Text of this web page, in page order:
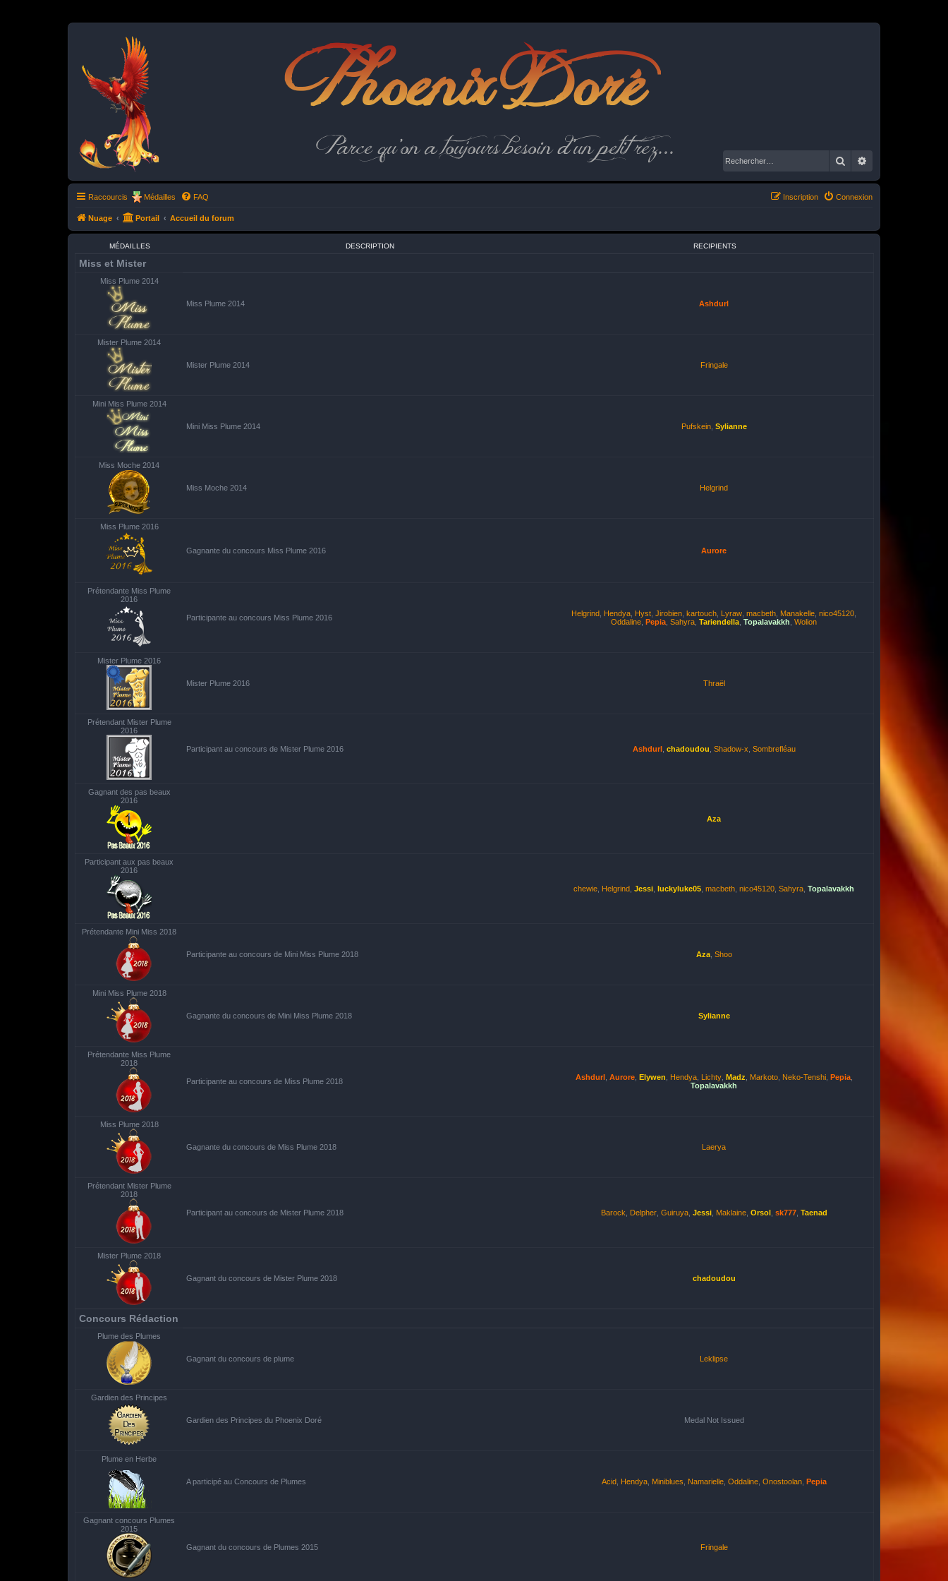
Phoenix Doré
Parce qu'on a toujours besoin d'un petit rez... Rechercher
Raccourcis Médailles FAQ Connexion
Inscription
Nuage Portail Accueil du forum
MÉDAILLES DESCRIPTION RECIPIENTS
Miss et Mister
Miss Plume 2014
Miss Plume 2014 Ashdurl
Mister Plume 2014
Mister Plume 2014 Fringale
Mini Miss Plume 2014
Mini Miss Plume 2014 Pufskein, Sylianne
Miss Moche 2014
Miss Moche 2014 Helgrind
Miss Plume 2016
Gagnante du concours Miss Plume 2016 Aurore
Prétendante Miss Plume
2016
Participante au concours Miss Plume 2016 Helgrind Hendya Hyst Jirobien kartouch Lyraw macbeth Manakelle nico45120
Oddaline Pepia Sahyra Tariendella Topalavakkh Wolion
Mister Plume 2016
Mister Plume 2016 Thraël
Prétendant Mister Plume
2016
Participant au concours de Mister Plume 2016 Ashdurl, chadoudou Shadow-x Sombrefléau
Gagnant des pas beaux
2016
Aza
Participant aux pas beaux
2016
chewie Helgrind Jessi luckyluke05 macbeth nico45120 Sahyra Topalavakkh
Prétendante Mini Miss 2018
Participante au concours de Mini Miss Plume 2018 Aza, Shoo
Mini Miss Plume 2018
Gagnante du concours de Mini Miss Plume 2018 Sylianne
Prétendante Miss Plume
2018
Participante au concours de Miss Plume 2018 Ashdurl, Aurore, Elywen Hendya, Lichty, Madz Markoto, Neko-Tenshi, Pepia,
Topalavakkh
Miss Plume 2018
Gagnante du concours de Miss Plume 2018 Laerya
Prétendant Mister Plume
2018
Participant au concours de Mister Plume 2018 Barock Delpher, Guiruya, Jessi, Maklaine, Orsol, sk777, Taenad
Mister Plume 2018
Gagnant du concours de Mister Plume 2018 chadoudou
Concours Rédaction
Plume des Plumes
Gagnant du concours de plume Leklipse
Gardien des Principes
Gardien des Principes du Phoenix Doré Medal Not Issued
Plume en Herbe
A participé au Concours de Plumes Acid, Hendya, Miniblues Namarielle, Oddaline, Onostoolan, Pepia
Gagnant concours Plumes
2015
Gagnant du concours de Plumes 2015 Fringale